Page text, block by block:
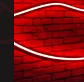
opzioni
possono
essere
scelte
nella
pagina